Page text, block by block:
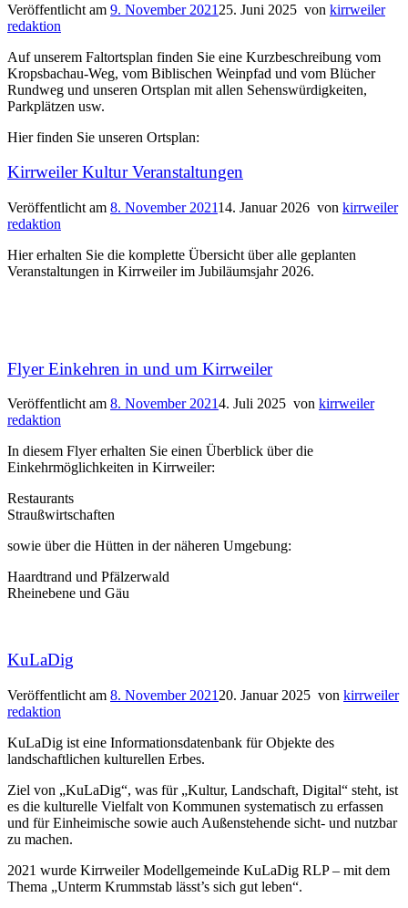
Veröffentlicht am 9. November 2021 25. Juni 2025 von kirrweiler
redaktion
Auf unserem Faltortsplan finden Sie eine Kurzbeschreibung vom
Kropsbachau-Weg, vom Biblischen Weinpfad und vom Blücher
Rundweg und unseren Ortsplan mit allen Sehenswürdigkeiten,
Parkplätzen usw.
Hier finden Sie unseren Ortsplan:
Kirrweiler Kultur Veranstaltungen
Veröffentlicht am 8. November 202114. Januar 2026 von kirrweiler
redaktion
Hier erhalten Sie die komplette Übersicht über alle geplanten
Veranstaltungen in Kirrweiler im Jubiläumsjahr 2026.
Flyer Einkehren in und um Kirrweiler
Veröffentlicht am 8. November 20214. Juli 2025 von kirrweiler
redaktion
In diesem Flyer erhalten Sie einen Überblick über die
Einkehrmöglichkeiten in Kirrweiler:
Restaurants
Straußwirtschaften
sowie über die Hütten in der näheren Umgebung:
Haardtrand und Pfälzerwald
Rheinebene und Gäu
KuLaDig
Veröffentlicht am 8. November 2021 20. Januar 2025 von kirrweiler
redaktion
KuLaDig ist eine Informationsdatenbank für Objekte des
landschaftlichen kulturellen Erbes.
Ziel von „KuLaDig“, was für „Kultur, Landschaft, Digital“ steht, ist
es die kulturelle Vielfalt von Kommunen systematisch zu erfassen
und für Einheimische sowie auch Außenstehende sicht- und nutzbar
zu machen.
2021 wurde Kirrweiler Modellgemeinde KuLaDig RLP – mit dem
Thema „Unterm Krummstab lässt’s sich gut leben“.